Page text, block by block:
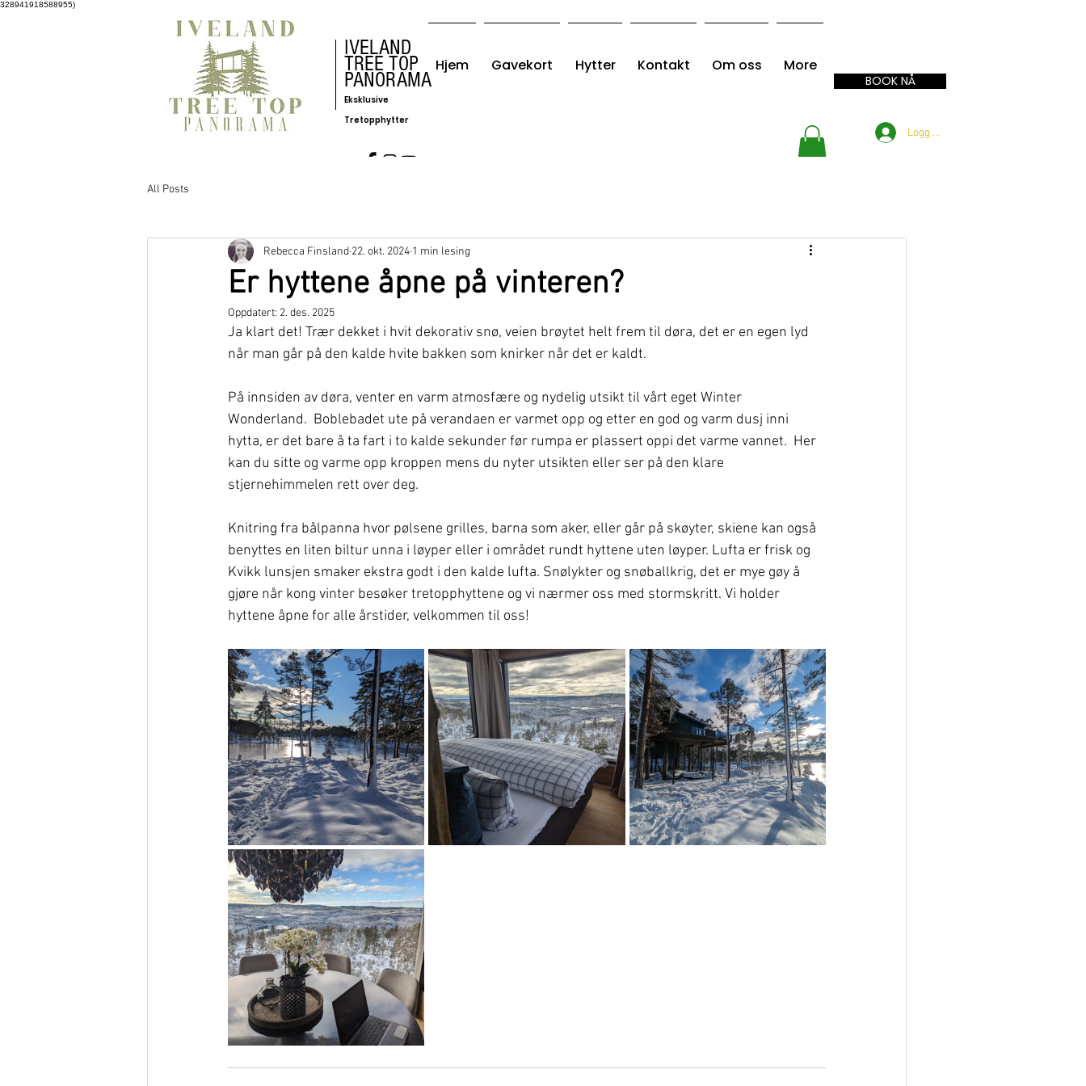
328941918588955)
IVELAND
TREE TOP
PANORAMA
Eksklusive
Tretopphytter
Hjem Gavekort Hytter Kontakt Om oss More
BOOK NÅ
Logg inn
All Posts
Er hyttene åpne på vinteren?
Rebecca Finsland 22. okt. 2024 1 min lesing
Oppdatert: 2. des. 2025
Ja klart det! Trær dekket i hvit dekorativ snø, veien brøytet helt frem til døra, det er en egen lyd
når man går på den kalde hvite bakken som knirker når det er kaldt.
På innsiden av døra, venter en varm atmosfære og nydelig utsikt til vårt eget Winter
Wonderland.  Boblebadet ute på verandaen er varmet opp og etter en god og varm dusj inni
hytta, er det bare å ta fart i to kalde sekunder før rumpa er plassert oppi det varme vannet.  Her
kan du sitte og varme opp kroppen mens du nyter utsikten eller ser på den klare
stjernehimmelen rett over deg.
Knitring fra bålpanna hvor pølsene grilles, barna som aker, eller går på skøyter, skiene kan også
benyttes en liten biltur unna i løyper eller i området rundt hyttene uten løyper. Lufta er frisk og
Kvikk lunsjen smaker ekstra godt i den kalde lufta. Snølykter og snøballkrig, det er mye gøy å
gjøre når kong vinter besøker tretopphyttene og vi nærmer oss med stormskritt. Vi holder
hyttene åpne for alle årstider, velkommen til oss!